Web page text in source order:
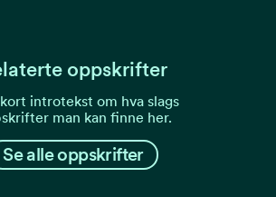
oppskrifter
introtekst om hva slags
man kan finne her.
Se alle oppskrifter